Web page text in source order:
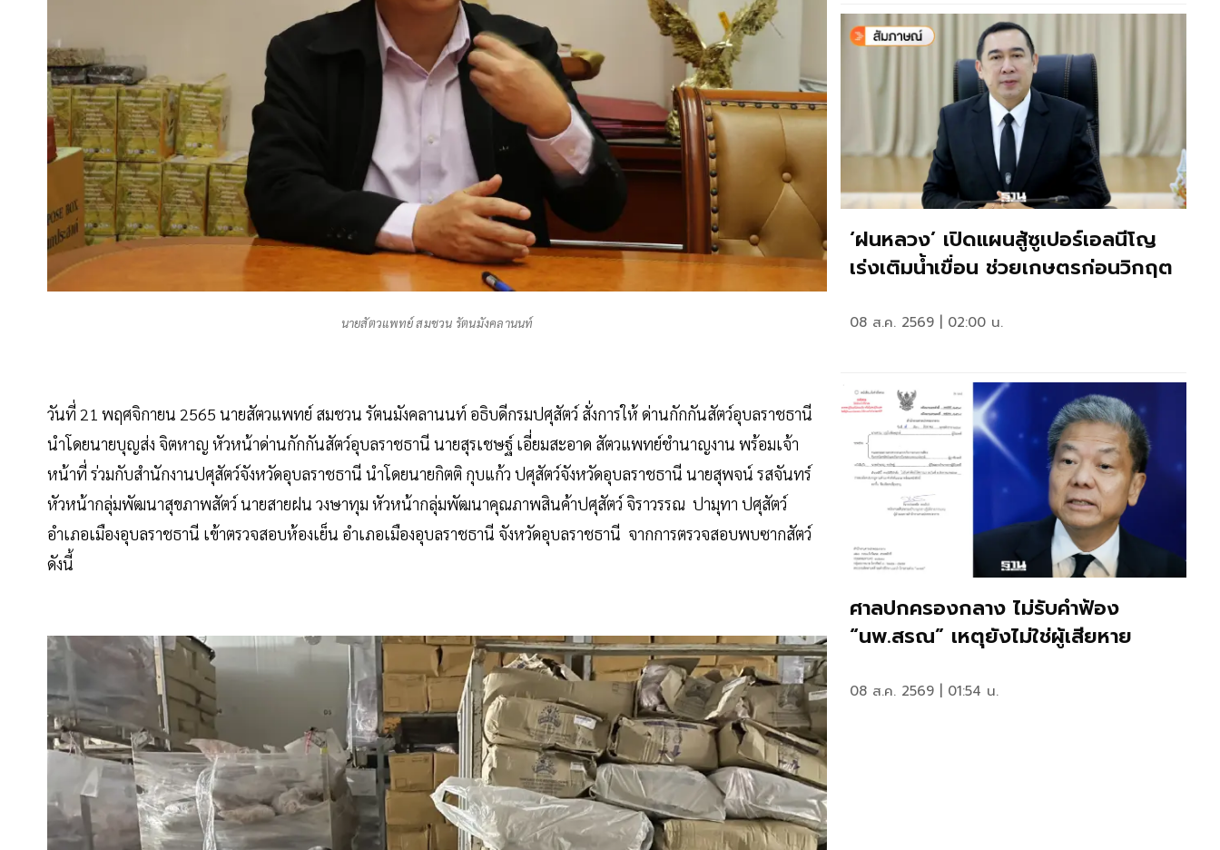
นายสัตวแพทย์ สมชวน รัตนมังคลานนท์
วันที่ 21 พฤศจิกายน 2565 นายสัตวแพทย์ สมชวน รัตนมังคลานนท์ อธิบดีกรมปศุสัตว์ สั่งการให้ ด่านกักกันสัตว์อุบลราชธานี
นำโดยนายบุญส่ง จิตหาญ หัวหน้าด่านกักกันสัตว์อุบลราชธานี นายสุรเชษฐ์ เอี่ยมสะอาด สัตวแพทย์ชำนาญงาน พร้อมเจ้า
หน้าที่ ร่วมกับสำนักงานปศุสัตว์จังหวัดอุบลราชธานี นำโดยนายกิตติ กุบแก้ว ปศุสัตว์จังหวัดอุบลราชธานี นายสุพจน์ รสจันทร์
หัวหน้ากลุ่มพัฒนาสุขภาพสัตว์ นายสายฝน วงษาทุม หัวหน้ากลุ่มพัฒนาคุณภาพสินค้าปศุสัตว์ จิราวรรณ ปามุทา ปศุสัตว์
อำเภอเมืองอุบลราชธานี เข้าตรวจสอบห้องเย็น อำเภอเมืองอุบลราชธานี จังหวัดอุบลราชธานี จากการตรวจสอบพบซากสัตว์
ดังนี้
‘ฝนหลวง’ เปิดแผนสู้ซูเปอร์เอลนีโญ
เร่งเติมน้ำเขื่อน ช่วยเกษตรก่อนวิกฤต
08 ส.ค. 2569 | 02:00 น.
ศาลปกครองกลาง ไม่รับคำฟ้อง
“นพ.สรณ” เหตุยังไม่ใช่ผู้เสียหาย
08 ส.ค. 2569 | 01:54 น.